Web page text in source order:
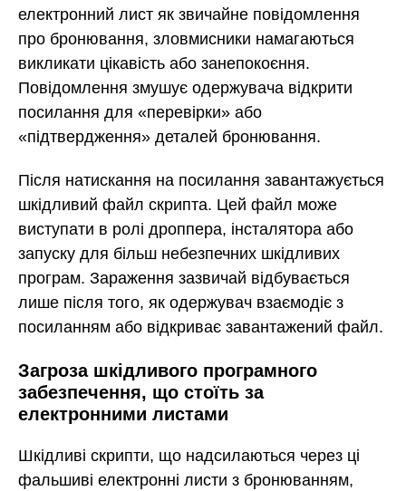
електронний лист як звичайне повідомлення
про бронювання, зловмисники намагаються
викликати цікавість або занепокоєння.
Повідомлення змушує одержувача відкрити
посилання для «перевірки» або
«підтвердження» деталей бронювання.
Після натискання на посилання завантажується
шкідливий файл скрипта. Цей файл може
виступати в ролі дроппера, інсталятора або
запуску для більш небезпечних шкідливих
програм. Зараження зазвичай відбувається
лише після того, як одержувач взаємодіє з
посиланням або відкриває завантажений файл.
Загроза шкідливого програмного
забезпечення, що стоїть за
електронними листами
Шкідливі скрипти, що надсилаються через ці
фальшиві електронні листи з бронюванням,